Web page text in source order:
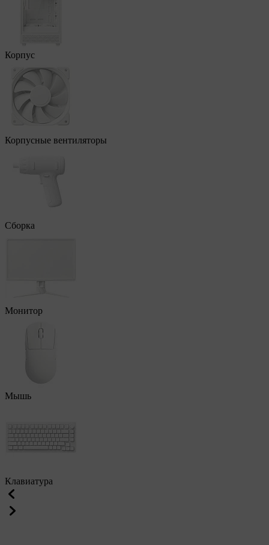
Корпус
Корпусные вентиляторы
Сборка
Монитор
Мышь
Клавиатура